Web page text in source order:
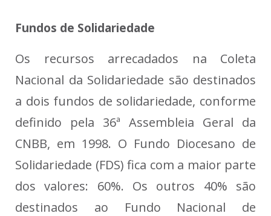
Fundos de Solidariedade
Os recursos arrecadados na Coleta
Nacional da Solidariedade são destinados
a dois fundos de solidariedade, conforme
definido pela 36ª Assembleia Geral da
CNBB, em 1998. O Fundo Diocesano de
Solidariedade (FDS) fica com a maior parte
dos valores: 60%. Os outros 40% são
destinados ao Fundo Nacional de